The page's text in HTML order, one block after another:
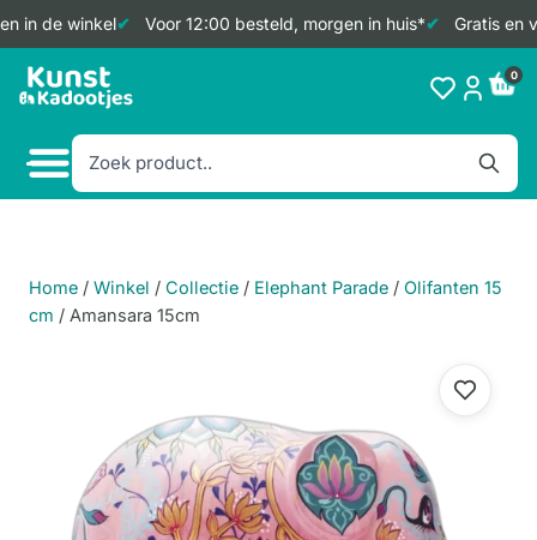
in de winkel Voor 12:00 besteld, morgen in huis* Gratis en
Doorgaan
naar
0
Home / Winkel / Collectie / Elephant Parade / Olifanten 15
cm / Amansara 15cm